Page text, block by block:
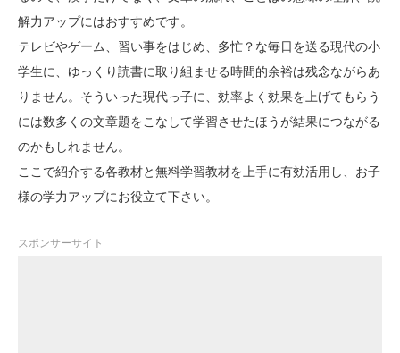
解力アップにはおすすめです。
テレビやゲーム、習い事をはじめ、多忙？な毎日を送る現代の小
学生に、ゆっくり読書に取り組ませる時間的余裕は残念ながらあ
りません。そういった現代っ子に、効率よく効果を上げてもらう
には数多くの文章題をこなして学習させたほうが結果につながる
のかもしれません。
ここで紹介する各教材と無料学習教材を上手に有効活用し、お子
様の学力アップにお役立て下さい。
スポンサーサイト